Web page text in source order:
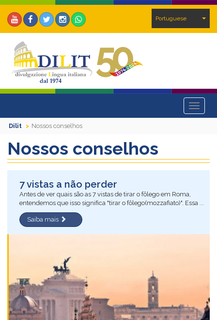
Portuguese
Toggle
Dilit
Nossos conselhos
Nossos conselhos
7 vistas a não perder
Antes de ver quais são as 7 vistas de tirar o fôlego em Roma,
entendemos que isso significa "tirar o fôlego(mozzafiato)". Essa ...
Saiba mais